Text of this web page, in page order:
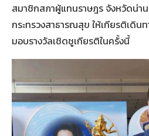
สมาชิกสภาผู้แทนราษฎร จังหวัดน่า
กระทรวงสาธารณสุข ให้เกียรติเดิน
มอบรางวัลเชิดชูเกียรติในครั้งนี้